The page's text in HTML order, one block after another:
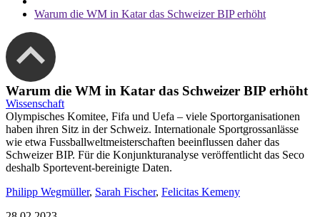
Warum die WM in Katar das Schweizer BIP erhöht
Warum die WM in Katar das Schweizer BIP erhöht
Wissenschaft
Olympisches Komitee, Fifa und Uefa – viele Sportorganisationen
haben ihren Sitz in der Schweiz. Internationale Sportgrossanlässe
wie etwa Fussballweltmeisterschaften beeinflussen daher das
Schweizer BIP. Für die Konjunkturanalyse veröffentlicht das Seco
deshalb Sportevent-bereinigte Daten.
Philipp Wegmüller, Sarah Fischer, Felicitas Kemeny